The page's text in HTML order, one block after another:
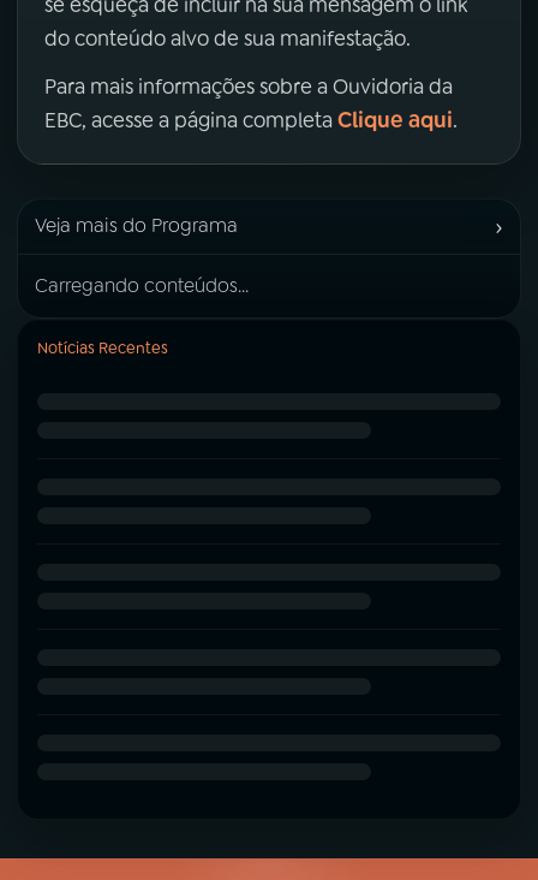
do conteúdo alvo de sua manifestação.
Para mais informações sobre a Ouvidoria da
EBC, acesse a página completa Clique aqui.
Veja mais do Programa ›
Carregando conteúdos...
Notícias Recentes